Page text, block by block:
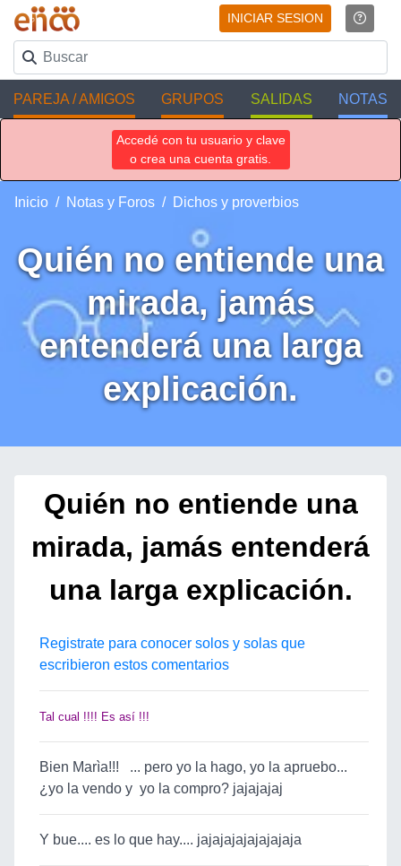
INICIAR SESION
PAREJA / AMIGOS GRUPOS SALIDAS NOTAS
Accedé con tu usuario y clave
o crea una cuenta gratis.
Inicio Notas y Foros Dichos y proverbios
Quién no entiende una
mirada, jamás
entenderá una larga
explicación.
Quién no entiende una
mirada, jamás entenderá
una larga explicación.
Registrate para conocer solos y solas que
escribieron estos comentarios
Tal cual !!!! Es así !!!
Bien Marìa!!! ... pero yo la hago, yo la apruebo...
¿yo la vendo y yo la compro? jajajajaj
Y bue.... es lo que hay.... jajajajajajajajaja